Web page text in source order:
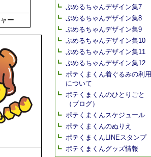
ー
ぷめるちゃんデザイン集7
ぷめるちゃんデザイン集8
ぷめるちゃんデザイン集9
ぷめるちゃんデザイン集10
ぷめるちゃんデザイン集11
ぷめるちゃんデザイン集12
ポテくまくん着ぐるみの利用
について
ポテくまくんのひとりごと
（ブログ）
ポテくまくんスケジュール
ポテくまくんのぬりえ
ポテくまくんLINEスタンプ
ポテくまくんグッズ情報